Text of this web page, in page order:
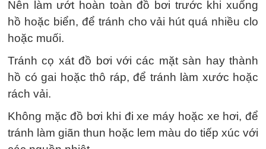
Nên làm ướt hoàn toàn đồ bơi trước khi xuống
hồ hoặc biển, để tránh cho vải hút quá nhiều clo
hoặc muối.
Tránh cọ xát đồ bơi với các mặt sàn hay thành
hồ có gai hoặc thô ráp, để tránh làm xước hoặc
rách vải.
Không mặc đồ bơi khi đi xe máy hoặc xe hơi, để
tránh làm giãn thun hoặc lem màu do tiếp xúc với